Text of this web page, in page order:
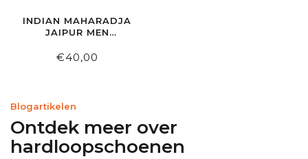
INDIAN MAHARADJA
JAIPUR MEN
SHORT WHITE
€40,00
Blogartikelen
Ontdek meer over
hardloopschoenen